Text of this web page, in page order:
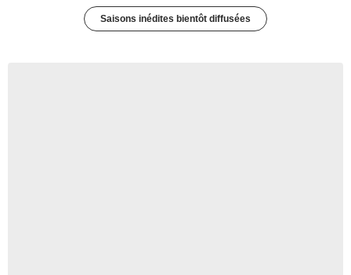
Saisons inédites bientôt diffusées